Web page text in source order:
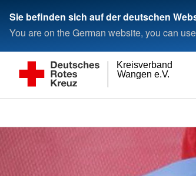
Sie befinden sich auf der deutschen
You are on the German website, you can
Wangen e.V.
Kreisverband